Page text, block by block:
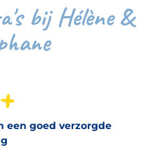
bij Hélène &
een goed verzorgde